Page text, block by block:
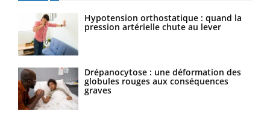
Hypotension orthostatique : quand la
pression artérielle chute au lever
Drépanocytose : une déformation des
globules rouges aux conséquences
graves